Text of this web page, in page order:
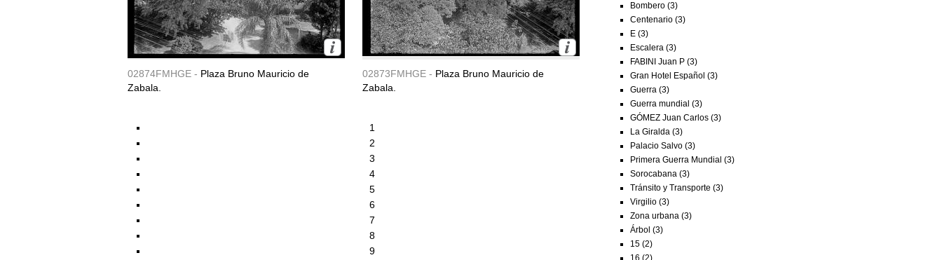
02874FMHGE - Plaza Bruno Mauricio de
Zabala.
02873FMHGE - Plaza Bruno Mauricio de
Zabala.
1
2
3
4
5
6
7
8
9
Bombero (3)
Centenario (3)
E (3)
Escalera (3)
FABINI Juan P (3)
Gran Hotel Español (3)
Guerra (3)
Guerra mundial (3)
GÓMEZ Juan Carlos (3)
La Giralda (3)
Palacio Salvo (3)
Primera Guerra Mundial (3)
Sorocabana (3)
Tránsito y Transporte (3)
Virgilio (3)
Zona urbana (3)
Árbol (3)
15 (2)
16 (2)